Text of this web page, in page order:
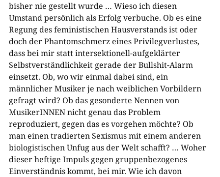
bisher nie gestellt wurde … Wieso ich diesen
Umstand persönlich als Erfolg verbuche. Ob es eine
Regung des feministischen Hausverstands ist oder
doch der Phantomschmerz eines Privilegverlustes,
dass bei mir statt intersektionell-aufgeklärter
Selbstverständlichkeit gerade der Bullshit-Alarm
einsetzt. Ob, wo wir einmal dabei sind, ein
männlicher Musiker je nach weiblichen Vorbildern
gefragt wird? Ob das gesonderte Nennen von
MusikerINNEN nicht genau das Problem
reproduziert, gegen das es vorgehen möchte? Ob
man einen tradierten Sexismus mit einem anderen
biologistischen Unfug aus der Welt schafft? … Woher
dieser heftige Impuls gegen gruppenbezogenes
Einverständnis kommt, bei mir. Wie ich davon